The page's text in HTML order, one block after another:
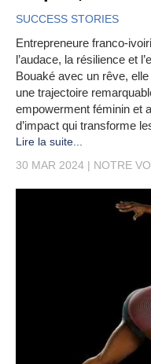
SUCCESS STORIES
Entrepreneure franco-
l’audace, la résilience et
Bouaké avec un rêve,
une trajectoire
empowerment féminin et
d’impact qui transforme
Lire la suite...
30 MAR 2024
NOTRE